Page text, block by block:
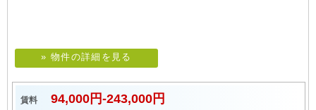
» 物件の詳細を見る
賃料 94,000円-243,000円